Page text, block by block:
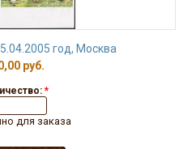
год, Москва
руб.
*
для заказа